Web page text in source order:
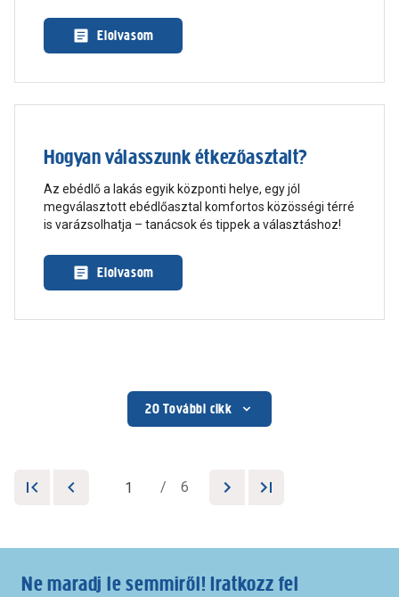
egészen vízkeresztig gyönyörködhetünk benne. Sokan
el sem tudják képzelni az ünnepet fenyőillat nélkül, de
Elolvasom
Hogyan válasszunk étkezőasztalt?
Az ebédlő a lakás egyik központi helye, egy jól
megválasztott ebédlőasztal komfortos közösségi térré
is varázsolhatja – tanácsok és tippek a választáshoz!
Elolvasom
20 További cikk
/ 6
Ne maradj le semmiről! Iratkozz fel